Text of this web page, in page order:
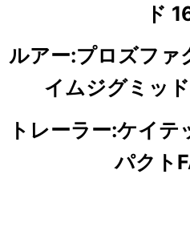
ド
ルアー:プロズファ
イムジグミッ
トレーラー:ケイ
パクト